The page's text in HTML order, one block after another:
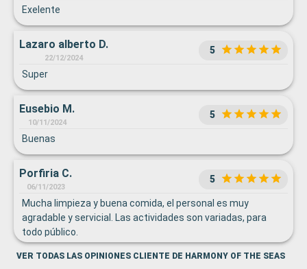
Exelente
Lazaro alberto D.
22/12/2024
5
Super
Eusebio M.
10/11/2024
5
Buenas
Porfiria C.
06/11/2023
5
Mucha limpieza y buena comida, el personal es muy
agradable y servicial. Las actividades son variadas, para
todo público.
VER TODAS LAS OPINIONES CLIENTE DE HARMONY OF THE SEAS